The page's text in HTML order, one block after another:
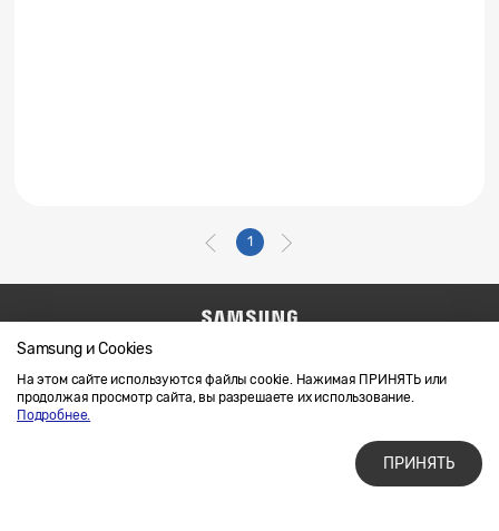
Samsung и Cookies
На этом сайте используются файлы cookie. Нажимая ПРИНЯТЬ или
продолжая просмотр сайта, вы разрешаете их использование.
Подробнее.
ПРИНЯТЬ
1
Напишите нам
Условия использования материалов
Конфиденциальность и файлы cookie